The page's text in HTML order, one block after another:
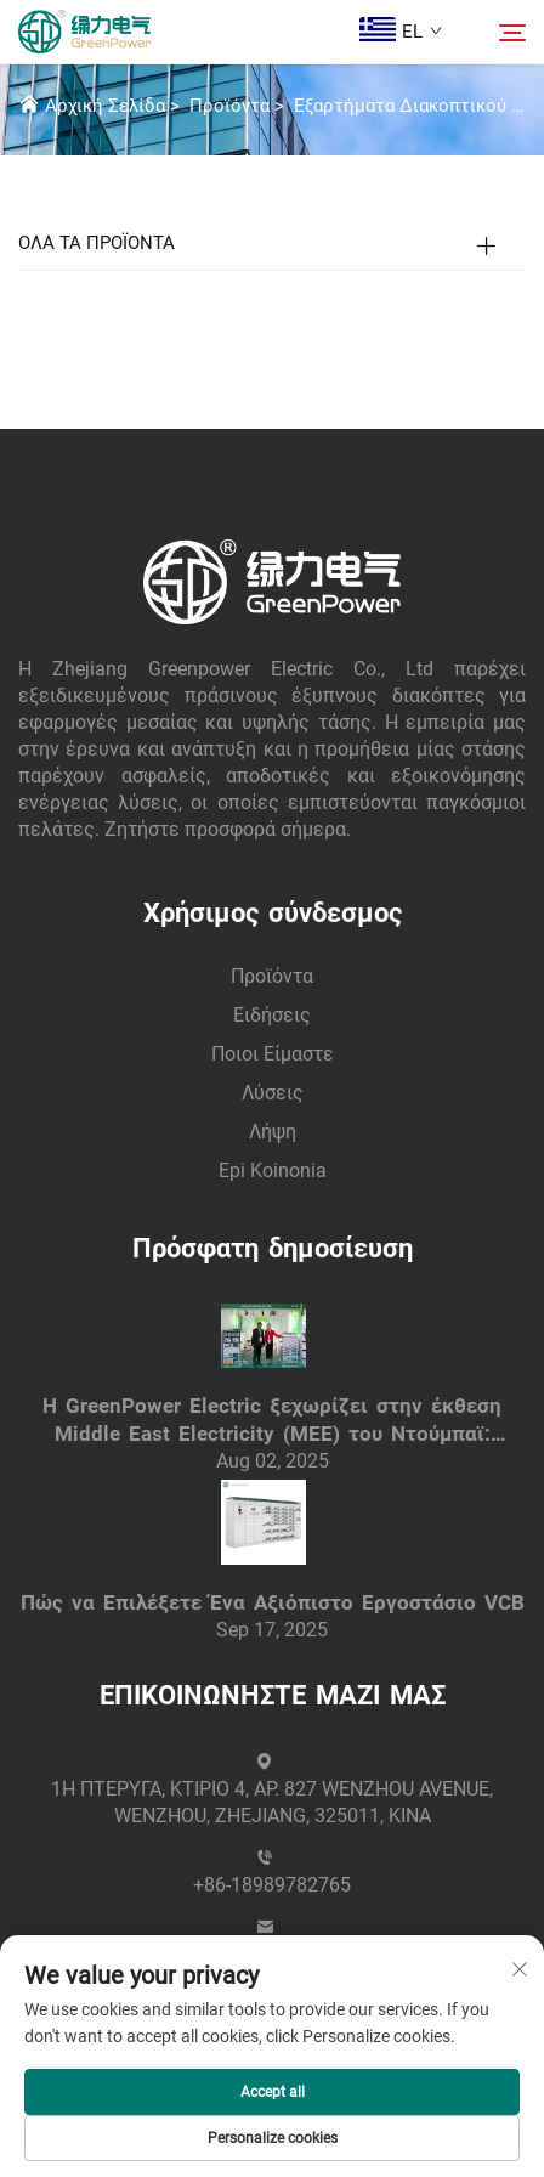
EL
Προϊόντα
ΟΔΗΓΌΣ ΣΎΣΤΗΜΑ ΡΆΓΑΣ
Αρχική Σελίδα>Προϊόντα>Εξαρτήματα Διακοπτικού Εξοπλισμού Υ.Τ.
ΟΛΑ ΤΑ ΠΡΟΪΟΝΤΑ
Η Zhejiang Greenpower Electric Co., Ltd παρέχει
εξειδικευμένους πράσινους έξυπνους διακόπτες για
εφαρμογές μεσαίας και υψηλής τάσης. Η εμπειρία μας
στην έρευνα και ανάπτυξη και η προμήθεια μίας στάσης
παρέχουν ασφαλείς, αποδοτικές και εξοικονόμησης
ενέργειας λύσεις, οι οποίες εμπιστεύονται παγκόσμιοι
πελάτες. Ζητήστε προσφορά σήμερα.
Χρήσιμος σύνδεσμος
Προϊόντα
Ειδήσεις
Ποιοι Είμαστε
Λύσεις
Λήψη
Epi Koinonia
Πρόσφατη δημοσίευση
Η GreenPower Electric ξεχωρίζει στην έκθεση
Middle East Electricity (MEE) του Ντούμπαϊ:
Έξυπνες ηλεκτρικές λύσεις
Aug 02, 2025
Πώς να Επιλέξετε Ένα Αξιόπιστο Εργοστάσιο VCB
Sep 17, 2025
ΕΠΙΚΟΙΝΩΝΗΣΤΕ ΜΑΖΙ ΜΑΣ
1Η ΠΤΕΡΥΓΑ, ΚΤΙΡΙΟ 4, ΑΡ. 827 WENZHOU AVENUE,
WENZHOU, ZHEJIANG, 325011, ΚΙΝΑ
+86-18989782765
Πνευματικά Δικαιώματα © 2025 από την Zhejiang
Greenpower Electric Co., Ltd -Πολιτική Απορρήτου
We value your privacy
We use cookies and similar tools to provide our services. If you
don't want to accept all cookies, click Personalize cookies.
Personalize cookies
Accept all